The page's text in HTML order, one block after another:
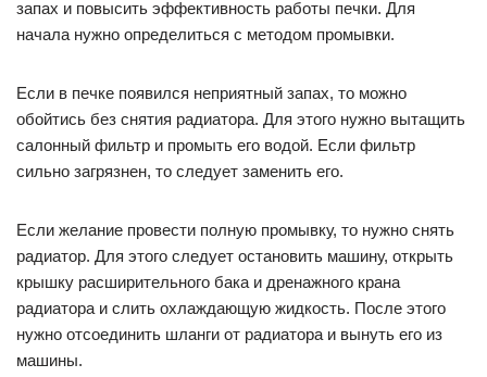
запах и повысить эффективность работы печки. Для
начала нужно определиться с методом промывки.
Если в печке появился неприятный запах, то можно
обойтись без снятия радиатора. Для этого нужно вытащить
салонный фильтр и промыть его водой. Если фильтр
сильно загрязнен, то следует заменить его.
Если желание провести полную промывку, то нужно снять
радиатор. Для этого следует остановить машину, открыть
крышку расширительного бака и дренажного крана
радиатора и слить охлаждающую жидкость. После этого
нужно отсоединить шланги от радиатора и вынуть его из
машины.